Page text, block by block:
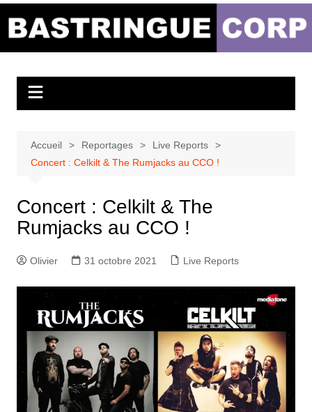
Bastringue Corp –
Musicales
Accueil Reportages
Live Reports
Concert : Celkilt & The Rumjacks au CCO !
Concert : Celkilt & The
Rumjacks au CCO !
Olivier 31 octobre 2021 Live Reports